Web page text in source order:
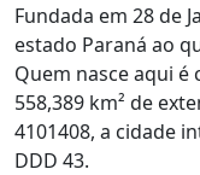
Fundada em 28 de
estado Paraná ao
Quem nasce aqui é
558,389 km² de
4101408, a cidade
DDD 43.